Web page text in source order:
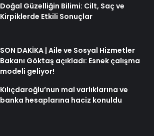
Doğal Güzelliğin Bilimi: Cilt, Saç ve
Kirpiklerde Etkili Sonuçlar
SON DAKİKA | Aile ve Sosyal Hizmetler
Bakanı Göktaş açıkladı: Esnek çalışma
modeli geliyor!
Kılıçdaroğlu’nun mal varlıklarına ve
banka hesaplarına haciz konuldu